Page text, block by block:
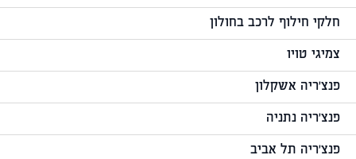
חלקי חילוף לרכב בחולון
צמיגי טויו
פנצ'ריה אשקלון
פנצ'ריה נתניה
פנצ'ריה תל אביב